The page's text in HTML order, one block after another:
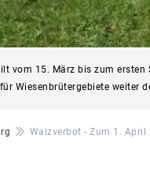
vom 15. März bis zum
Wiesenbrütergebiete weiter
Walzverbot - Zum 1. April